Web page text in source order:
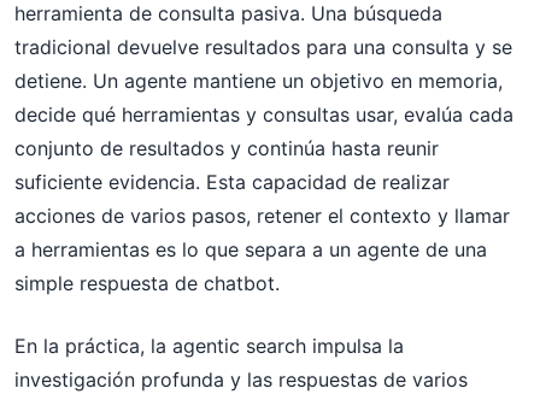
herramienta de consulta pasiva. Una búsqueda
tradicional devuelve resultados para una consulta y se
detiene. Un agente mantiene un objetivo en memoria,
decide qué herramientas y consultas usar, evalúa cada
conjunto de resultados y continúa hasta reunir
suficiente evidencia. Esta capacidad de realizar
acciones de varios pasos, retener el contexto y llamar
a herramientas es lo que separa a un agente de una
simple respuesta de chatbot.
En la práctica, la agentic search impulsa la
investigación profunda y las respuestas de varios